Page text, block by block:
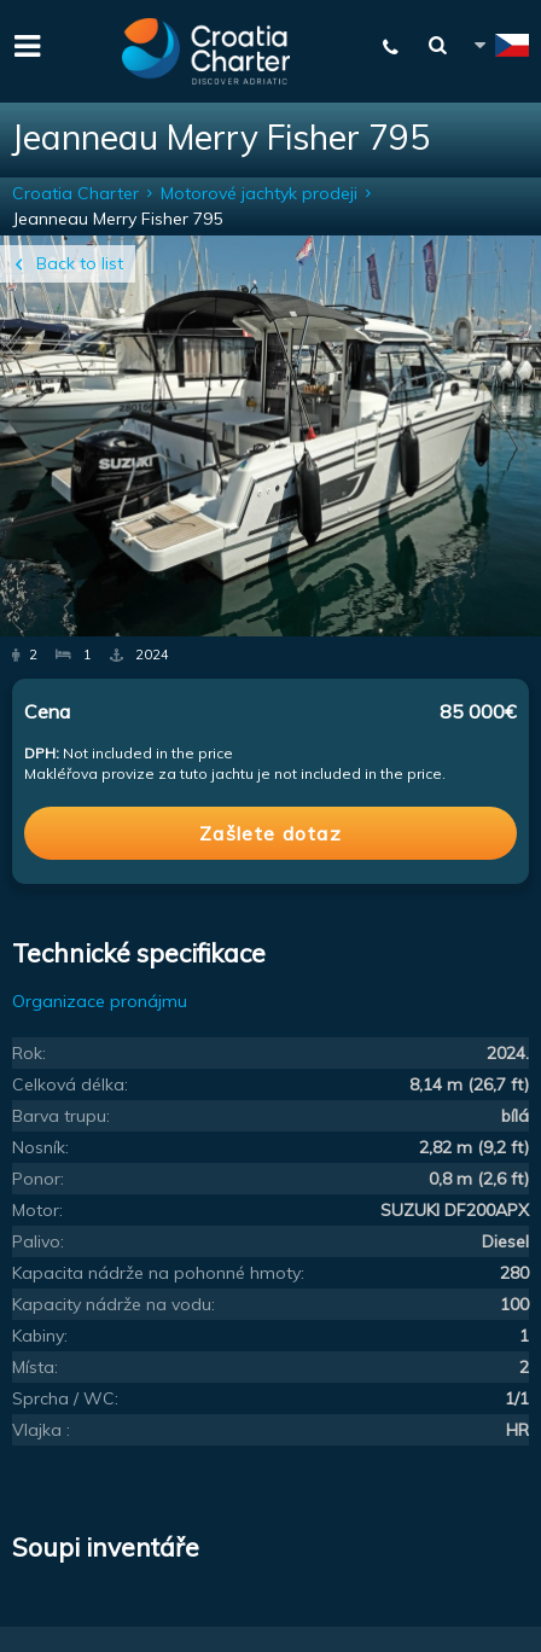
Jeanneau Merry Fisher 795
Back to list
Croatia Charter
Motorové jachtyk prodeji
Jeanneau Merry Fisher 795
2 1 2024
Cena 85 000€
DPH: Not included in the price
Makléřova provize za tuto jachtu je not included in the price.
Zašlete dotaz
Technické specifikace
Organizace pronájmu
Rok:
2024.
Celková délka:
8,14 m (26,7 ft)
Barva trupu:
bílá
Nosník:
2,82 m (9,2 ft)
Ponor:
0,8 m (2,6 ft)
Motor:
SUZUKI DF200APX
Palivo:
Diesel
Kapacita nádrže na pohonné hmoty:
280
Kapacity nádrže na vodu:
100
Kabiny:
1
Místa:
2
Sprcha / WC:
1/1
Vlajka :
HR
Soupi inventáře